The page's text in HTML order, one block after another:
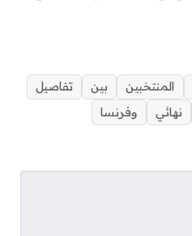
المنتخبين بين
تفاصيل
نهائي وفرنسا